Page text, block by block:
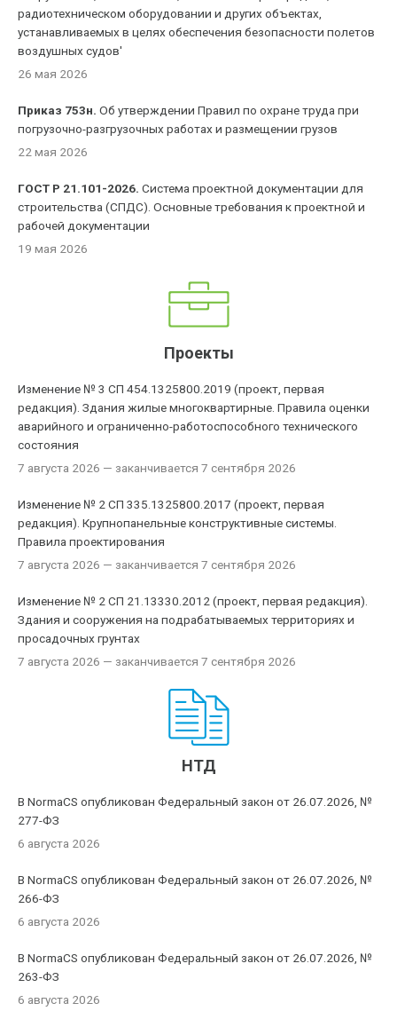
радиотехническом оборудовании и других объектах,
устанавливаемых в целях обеспечения безопасности полетов
воздушных судов'
26 мая 2026
Приказ 753н. Об утверждении Правил по охране труда при
погрузочно-разгрузочных работах и размещении грузов
22 мая 2026
ГОСТ Р 21.101-2026. Система проектной документации для
строительства (СПДС). Основные требования к проектной и
рабочей документации
19 мая 2026
Проекты
Изменение № 3 СП 454.1325800.2019 (проект, первая
редакция). Здания жилые многоквартирные. Правила оценки
аварийного и ограниченно-работоспособного технического
состояния
7 августа 2026 — заканчивается 7 сентября 2026
Изменение № 2 СП 335.1325800.2017 (проект, первая
редакция). Крупнопанельные конструктивные системы.
Правила проектирования
7 августа 2026 — заканчивается 7 сентября 2026
Изменение № 2 СП 21.13330.2012 (проект, первая редакция).
Здания и сооружения на подрабатываемых территориях и
просадочных грунтах
7 августа 2026 — заканчивается 7 сентября 2026
НТД
В NormaCS опубликован Федеральный закон от 26.07.2026, №
277-ФЗ
6 августа 2026
В NormaCS опубликован Федеральный закон от 26.07.2026, №
266-ФЗ
6 августа 2026
В NormaCS опубликован Федеральный закон от 26.07.2026, №
263-ФЗ
6 августа 2026